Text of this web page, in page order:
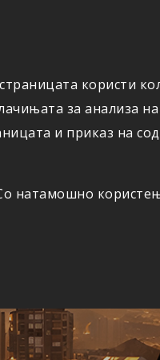
користи
за анализа
и приказ на
натамошно
ОСИГУРУВАЊЕ